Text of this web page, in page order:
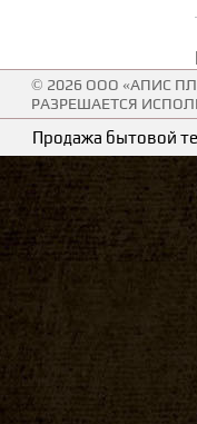
© 2026 ООО «АПИС
РАЗРЕШАЕТСЯ
Продажа бытовой